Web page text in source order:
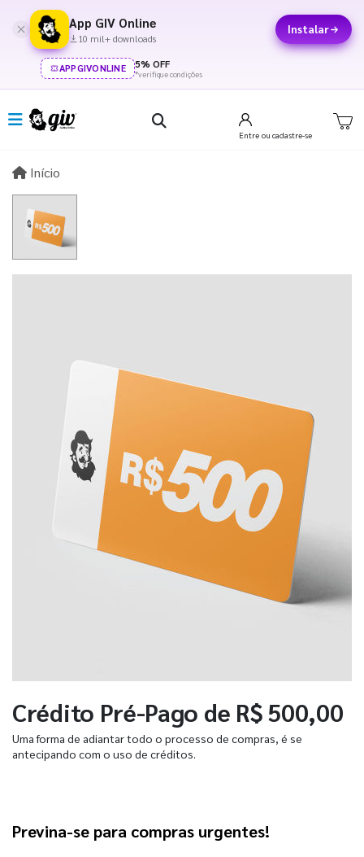
App GIV Online
10 mil+ downloads
Instalar
APPGIVONLINE 5% OFF
*verifique condições
Entre ou cadastre-se
Início
Crédito Pré-Pago de R$ 500,00
Uma forma de adiantar todo o processo de compras, é se
antecipando com o uso de créditos.
Previna-se para compras urgentes!